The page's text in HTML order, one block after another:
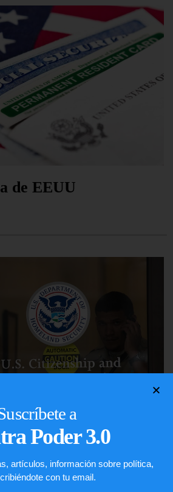
de EEUU
son bienvenidos en
a
Poder 3.0
artículos, información sobre política,
con tu email.